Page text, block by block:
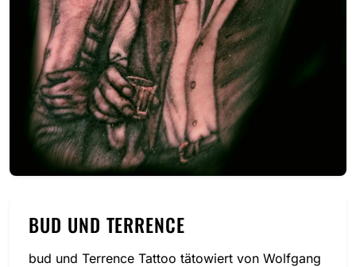
BUD UND TERRENCE
bud und Terrence Tattoo tätowiert von Wolfgang